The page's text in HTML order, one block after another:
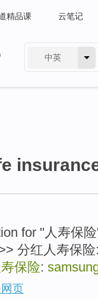
精品课 云笔记
中英
for "人寿保
分红人寿保
保险:
页